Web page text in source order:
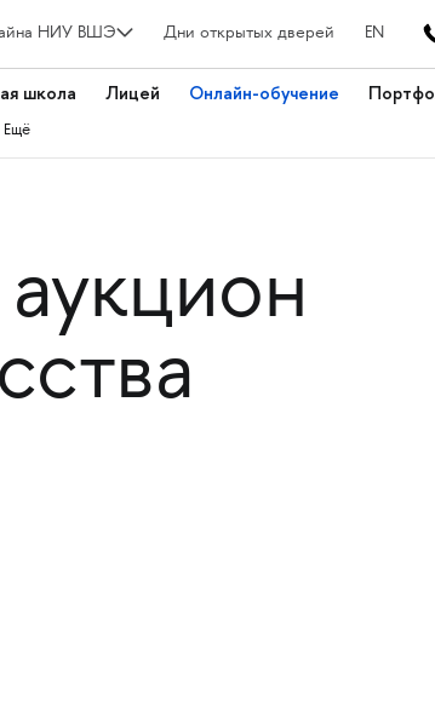
НИУ ВШЭ Дни открытых дверей EN
школа Лицей Онлайн-обучение
Ещё